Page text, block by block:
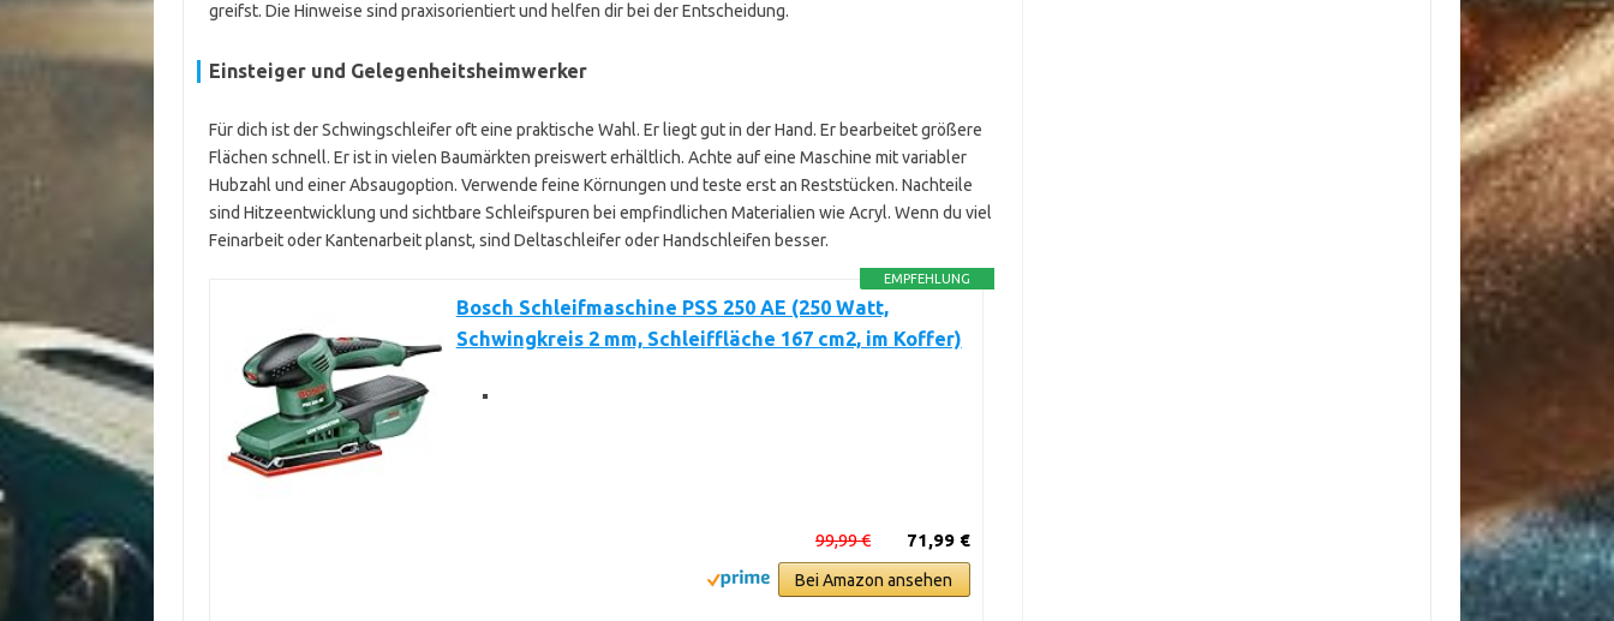
greifst. Die Hinweise sind praxisorientiert und helfen dir bei der Entscheidung.
Einsteiger und Gelegenheitsheimwerker
Für dich ist der Schwingschleifer oft eine praktische Wahl. Er liegt gut in der Hand. Er bearbeitet größere
Flächen schnell. Er ist in vielen Baumärkten preiswert erhältlich. Achte auf eine Maschine mit variabler
Hubzahl und einer Absaugoption. Verwende feine Körnungen und teste erst an Reststücken. Nachteile
sind Hitzeentwicklung und sichtbare Schleifspuren bei empfindlichen Materialien wie Acryl. Wenn du viel
Feinarbeit oder Kantenarbeit planst, sind Deltaschleifer oder Handschleifen besser.
EMPFEHLUNG
Bosch Schleifmaschine PSS 250 AE (250 Watt,
Schwingkreis 2 mm, Schleiffläche 167 cm2, im Koffer)
71,99 €
99,99 €
Bei Amazon ansehen